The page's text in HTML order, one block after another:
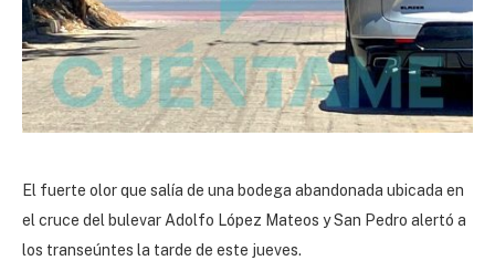
El fuerte olor que salía de una bodega abandonada ubicada en
el cruce del bulevar Adolfo López Mateos y San Pedro alertó a
los transeúntes la tarde de este jueves.